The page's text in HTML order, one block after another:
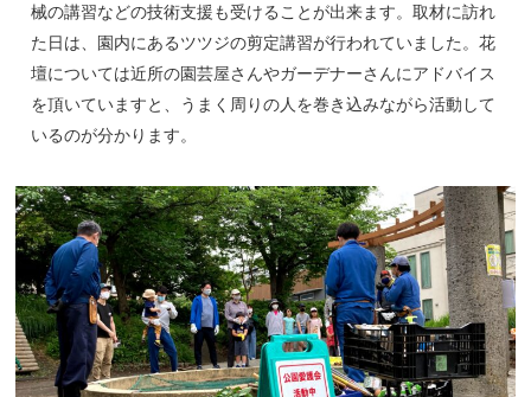
械の講習などの技術支援も受けることが出来ます。取材に訪れ
た日は、園内にあるツツジの剪定講習が行われていました。花
壇については近所の園芸屋さんやガーデナーさんにアドバイス
を頂いていますと、うまく周りの人を巻き込みながら活動して
いるのが分かります。